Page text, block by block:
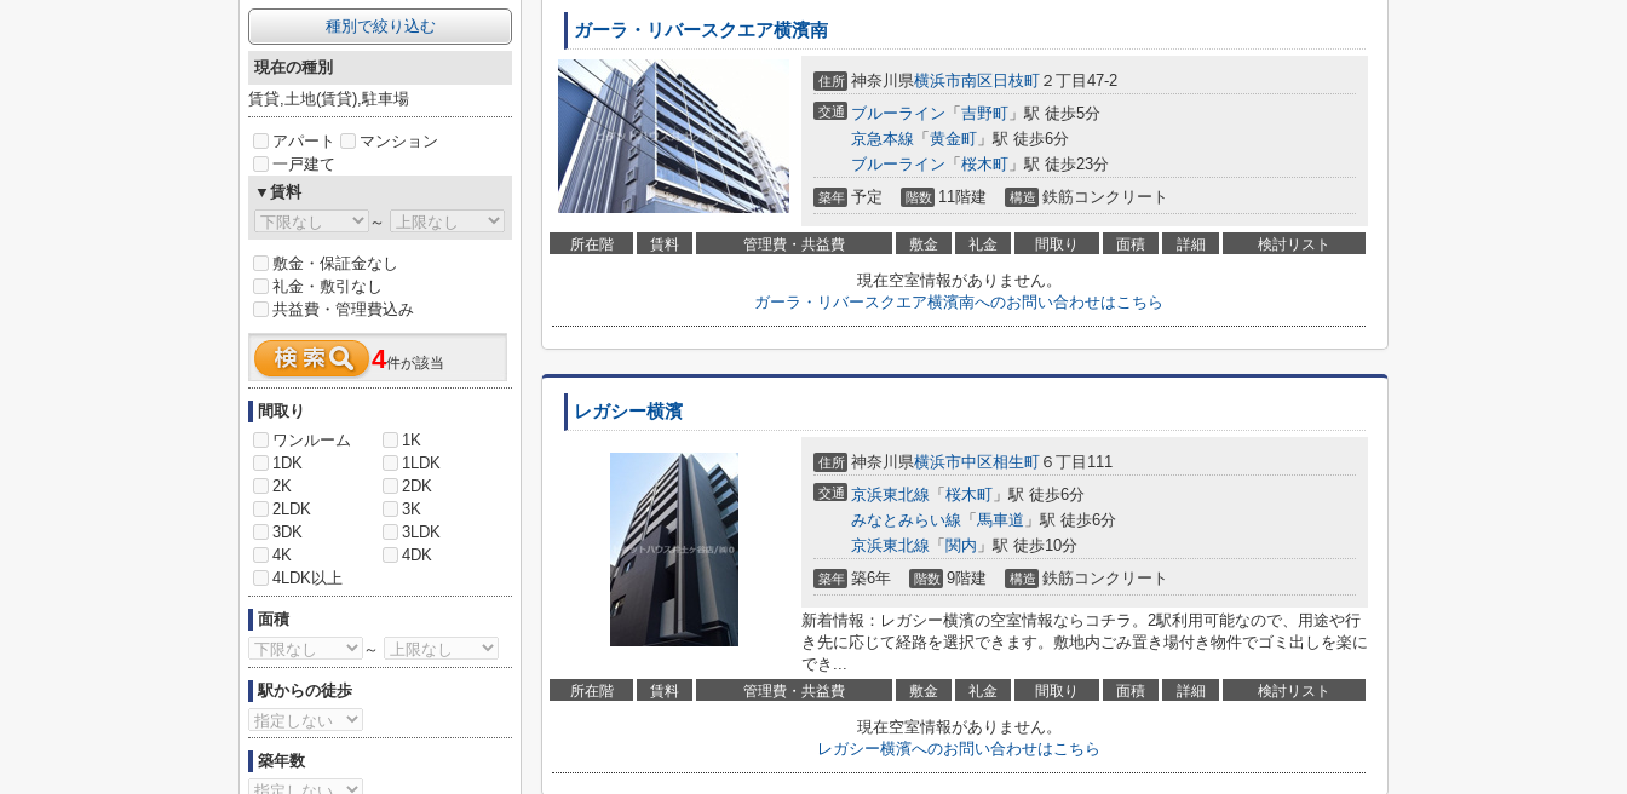
ガーラ・リバースクエア横濱南
住所 神奈川県横浜市南区 日枝町 ２丁目47-2
交通 ブルーライン 「 吉野町 」駅 徒歩5分
京急本線 「 黄金町 」駅 徒歩6分
ブルーライン 「 桜木町 」駅 徒歩23分
築年 予定 階数 11階建 構造 鉄筋コンクリート
所在階 賃料 管理費・共益費 敷金 礼金 間取り 面積 詳細 検討リスト
現在空室情報がありません。
ガーラ・リバースクエア横濱南へのお問い合わせはこちら
レガシー横濱
住所 神奈川県横浜市中区相生町 ６丁目111
交通 京浜東北線 「 桜木町 」駅 徒歩6分
みなとみらい線 「 馬車道 」駅 徒歩6分
京浜東北線 「 関内 」駅 徒歩10分
築年 築6年 階数 9階建 構造 鉄筋コンクリート
新着情報：レガシー横濱の空室情報ならコチラ。2駅利用可能なので、用途や行
き先に応じて経路を選択できます。敷地内ごみ置き場付き物件でゴミ出しを楽に
でき...
所在階 賃料 管理費・共益費 敷金 礼金 間取り 面積 詳細 検討リスト
現在空室情報がありません。
レガシー横濱へのお問い合わせはこちら
種別で絞り込む
現在の種別
賃貸,土地(賃貸),駐車場
アパート
マンション
一戸建て
▼賃料
～
敷金・保証金なし
礼金・敷引なし
共益費・管理費込み
4件が該当
間取り
ワンルーム
1K
1DK
1LDK
2K
2DK
2LDK
3K
3DK
3LDK
4K
4DK
4LDK以上
面積
～
駅からの徒歩
築年数